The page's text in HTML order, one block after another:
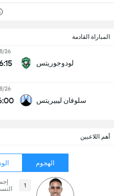
المباراة القادمة
لودوجوريتس
26
سلوفان ليبيريتس
26
أهم اللاعبين
الهجوم
1